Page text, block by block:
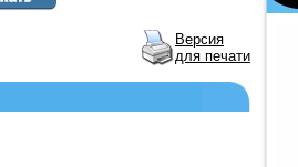
Версия
для печати